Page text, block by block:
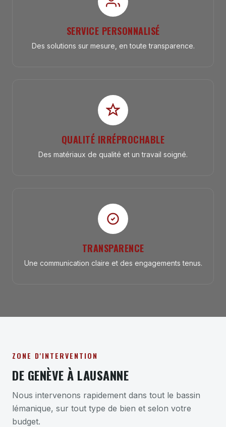
SERVICE PERSONNALISÉ
Des solutions sur mesure, en toute transparence.
QUALITÉ IRRÉPROCHABLE
Des matériaux de qualité et un travail soigné.
TRANSPARENCE
Une communication claire et des engagements tenus.
ZONE D'INTERVENTION
DE GENÈVE À LAUSANNE
Nous intervenons rapidement dans tout le bassin
lémanique, sur tout type de bien et selon votre
budget.